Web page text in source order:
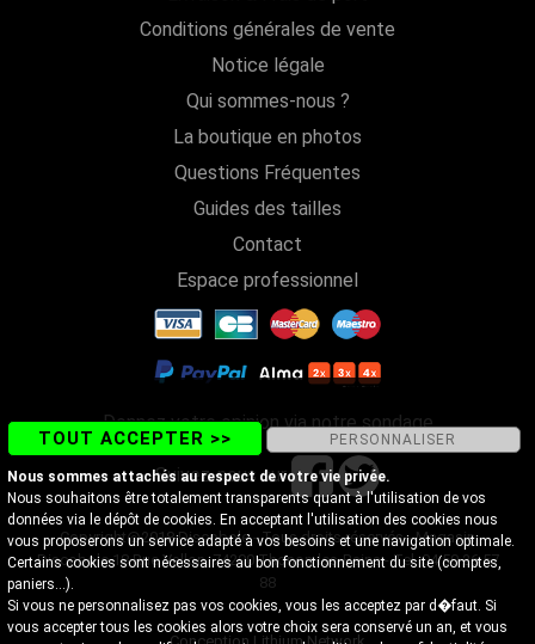
Conditions générales de vente
Notice légale
Qui sommes-nous ?
La boutique en photos
Questions Fréquentes
Guides des tailles
Contact
Espace professionnel
Donnez votre opinion via notre sondage
Suivez-nous sur
Copyright@2018 Discobole - Tous droits réservés - Magasin
Discobole 18 Rue Vallon, 74200 Thonon-les-Bains - Tel. 04 50 26 57
88
TOUT ACCEPTER >> PERSONNALISER
Nous sommes attachés au respect de votre vie privée.
Nous souhaitons être totalement transparents quant à l'utilisation de vos
données via le dépôt de cookies. En acceptant l'utilisation des cookies nous
vous proposerons un service adapté à vos besoins et une navigation optimale.
Certains cookies sont nécessaires au bon fonctionnement du site (comptes,
paniers...).
Si vous ne personnalisez pas vos cookies, vous les acceptez par d�faut. Si
vous accepter tous les cookies alors votre choix sera conservé un an, et vous